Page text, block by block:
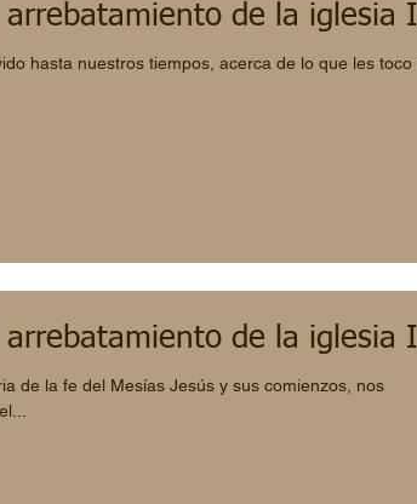
de la iglesia
hasta nuestros tiempos, acerca de lo que les toco
de la iglesia
de la fe del Mesías Jesús y sus comienzos, nos